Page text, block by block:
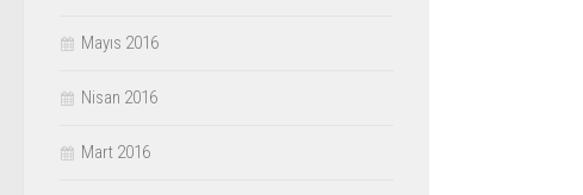
Mayıs 2016
Nisan 2016
Mart 2016